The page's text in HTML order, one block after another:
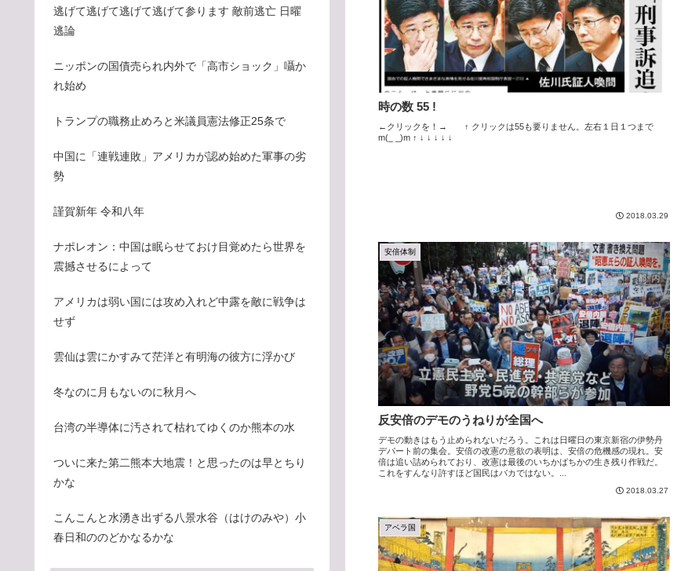
時の数 55 !
←クリックを！→ ↑ クリックは55も要りません。左右１日１つまで
m(_ _)m ↑ ↓ ↓ ↓ ↓ ↓
2018.03.29
安倍体制
反安倍のデモのうねりが全国へ
デモの動きはもう止められないだろう。これは日曜日の東京新宿の伊勢丹
デパート前の集会。安倍の改憲の意欲の表明は、安倍の危機感の現れ。安
倍は追い詰められており、改憲は最後のいちかばちかの生き残り作戦だ。
これをすんなり許すほど国民はバカではない。...
2018.03.27
アベラ国
逃げて逃げて逃げて逃げて参ります 敵前逃亡 日曜
逃論
ニッポンの国債売られ内外で「高市ショック」囁か
れ始め
トランプの職務止めろと米議員憲法修正25条で
中国に「連戦連敗」アメリカが認め始めた軍事の劣
勢
謹賀新年 令和八年
ナポレオン：中国は眠らせておけ目覚めたら世界を
震撼させるによって
アメリカは弱い国には攻め入れど中露を敵に戦争は
せず
雲仙は雲にかすみて茫洋と有明海の彼方に浮かび
冬なのに月もないのに秋月へ
台湾の半導体に汚されて枯れてゆくのか熊本の水
ついに来た第二熊本大地震！と思ったのは早とちり
かな
こんこんと水湧き出ずる八景水谷（はけのみや）小
春日和ののどかなるかな